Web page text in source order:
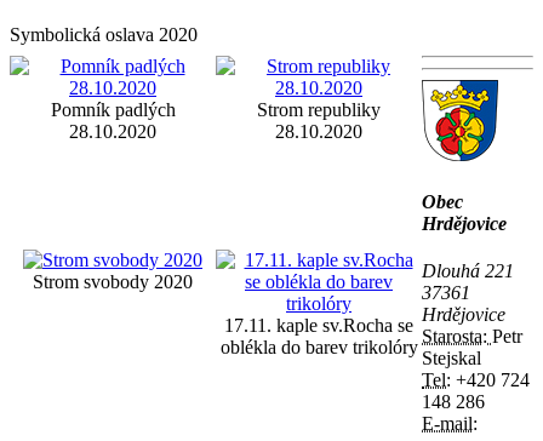
Symbolická oslava 2020
Pomník padlých
28.10.2020
Strom republiky
28.10.2020
Strom svobody 2020
17.11. kaple sv.Rocha se
oblékla do barev trikolóry
Obec
Hrdějovice
Dlouhá 221
37361
Hrdějovice
Starosta: Petr
Stejskal
Tel: +420 724
148 286
E-mail: